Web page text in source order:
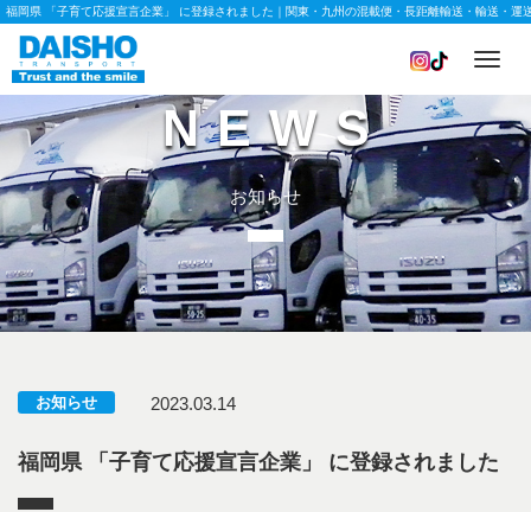
福岡県 「子育て応援宣言企業」 に登録されました｜関東・九州の混載便・長距離輸送・輸送・運
NEWS
お知らせ
お知らせ 2023.03.14
福岡県 「子育て応援宣言企業」 に登録されました